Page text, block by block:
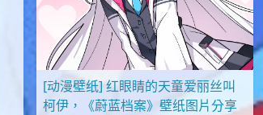
[动漫壁纸] 红眼睛的天童爱丽丝叫
柯伊，《蔚蓝档案》壁纸图片分享